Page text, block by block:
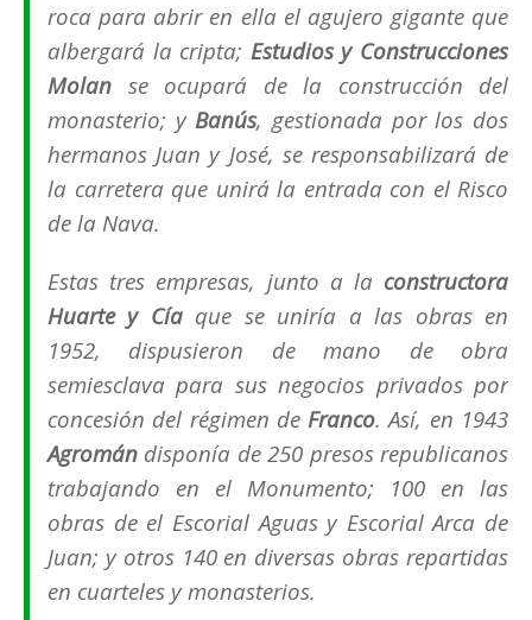
roca para abrir en ella el agujero gigante que
albergará la cripta; Estudios y Construcciones
Molan se ocupará de la construcción del
monasterio; yBanús, gestionada por los dos
hermanos Juan y José, se responsabilizará de
la carretera que unirá la entrada con el Risco
de la Nava.
Estas tres empresas, junto a la constructora
Huarte y Cíaque se uniría a las obras en
1952, dispusieron de mano de obra
semiesclava para sus negocios privados por
concesión del régimen deFranco. Así, en 1943
Agromán disponía de 250 presos republicanos
trabajando en el Monumento; 100 en las
obras de el Escorial Aguas y Escorial Arca de
Juan; y otros 140 en diversas obras repartidas
en cuarteles y monasterios.